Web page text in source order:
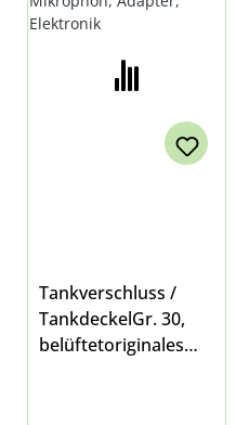
Tankverschluss /
TankdeckelGr. 30,
belüftetoriginales